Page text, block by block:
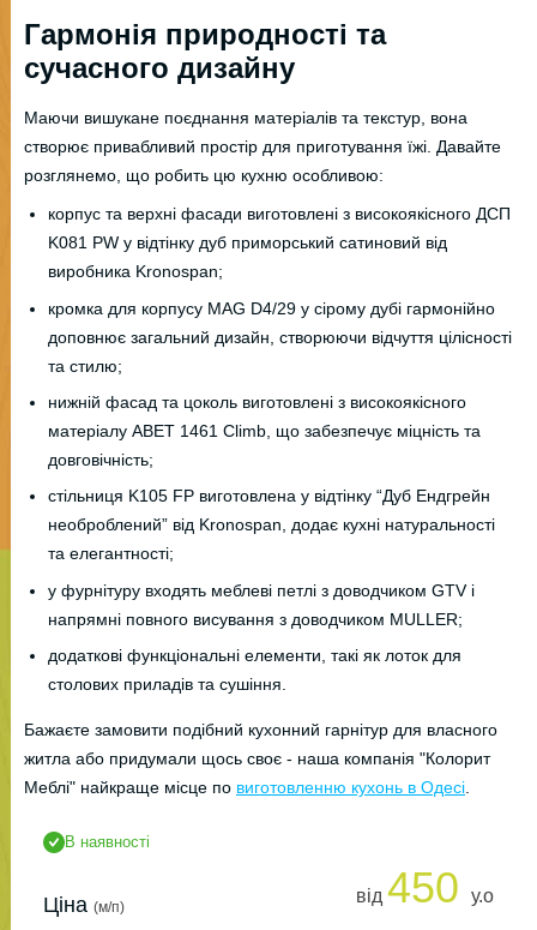
Гармонія природності та
сучасного дизайну
Маючи вишукане поєднання матеріалів та текстур, вона
створює привабливий простір для приготування їжі. Давайте
розглянемо, що робить цю кухню особливою:
корпус та верхні фасади виготовлені з високоякісного ДСП
K081 PW у відтінку дуб приморський сатиновий від
виробника Kronospan;
кромка для корпусу MAG D4/29 у сірому дубі гармонійно
доповнює загальний дизайн, створюючи відчуття цілісності
та стилю;
нижній фасад та цоколь виготовлені з високоякісного
матеріалу ABET 1461 Climb, що забезпечує міцність та
довговічність;
стільниця K105 FP виготовлена у відтінку “Дуб Ендгрейн
необроблений” від Kronospan, додає кухні натуральності
та елегантності;
у фурнітуру входять меблеві петлі з доводчиком GTV і
напрямні повного висування з доводчиком MULLER;
додаткові функціональні елементи, такі як лоток для
столових приладів та сушіння.
Бажаєте замовити подібний кухонний гарнітур для власного
житла або придумали щось своє - наша компанія "Колорит
Меблі" найкраще місце по виготовленню кухонь в Одесі
В наявності
Ціна (м/п)
від 450 у.о